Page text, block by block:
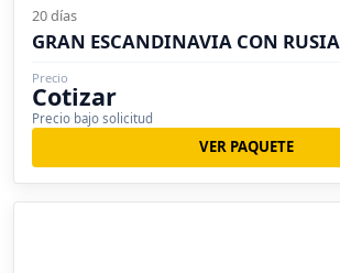
20 días
GRAN ESCANDINAVIA CON RUSIA
Precio
Cotizar
Precio bajo solicitud
VER PAQUETE